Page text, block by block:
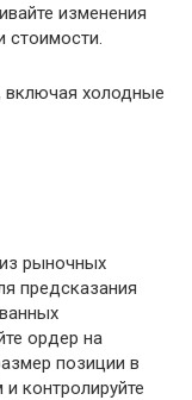
изменения
стоимости.
включая холодные
рыночных
предсказания
ордер на
позиции в
контролируйте